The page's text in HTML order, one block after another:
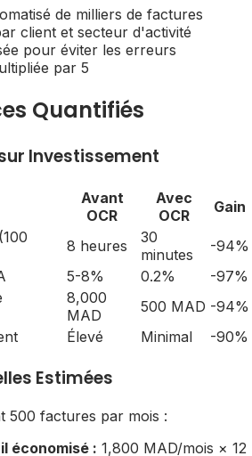
de milliers de factures
client et secteur d'activité
pour éviter les erreurs
par 5
Quantifiés
Investissement
Avant
OCR
Avec
OCR
Gain
8 heures
30
minutes
-94%
5-8% 0.2%
-97%
8,000
MAD
500 MAD -94%
Élevé Minimal -90%
Estimées
500 factures par mois :
économisé : 1,800 MAD/mois × 12